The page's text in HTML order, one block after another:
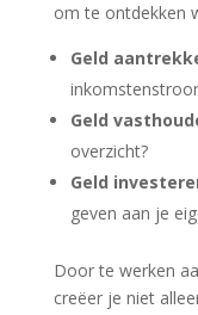
om te ontdekken
Geld
Geld
overzicht?
Geld
geven aan je
Door te werken
creëer je niet